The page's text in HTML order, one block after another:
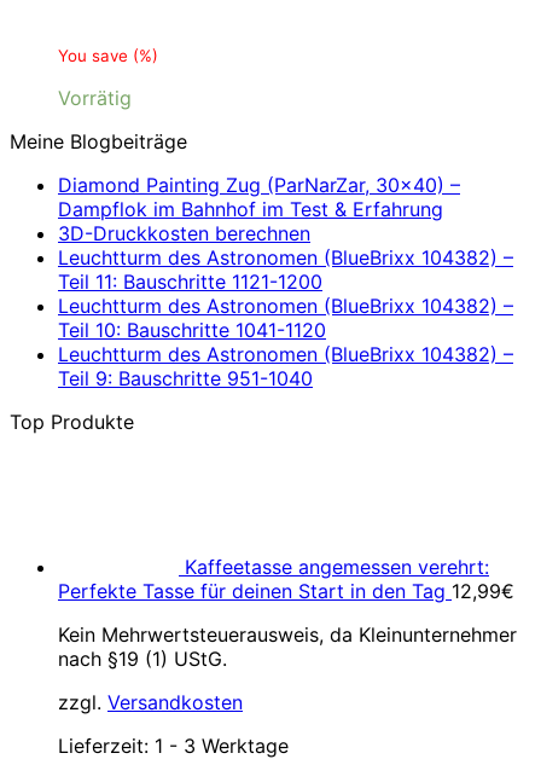
You save (%)
Vorrätig
Meine Blogbeiträge
Diamond Painting Zug (ParNarZar, 30×40) –
Dampflok im Bahnhof im Test & Erfahrung
3D-Druckkosten berechnen
Leuchtturm des Astronomen (BlueBrixx 104382) –
Teil 11: Bauschritte 1121-1200
Leuchtturm des Astronomen (BlueBrixx 104382) –
Teil 10: Bauschritte 1041-1120
Leuchtturm des Astronomen (BlueBrixx 104382) –
Teil 9: Bauschritte 951-1040
Top Produkte
Kaffeetasse angemessen verehrt:
Perfekte Tasse für deinen Start in den Tag 12,99€
Kein Mehrwertsteuerausweis, da Kleinunternehmer
nach §19 (1) UStG.
zzgl. Versandkosten
Lieferzeit: 1 - 3 Werktage